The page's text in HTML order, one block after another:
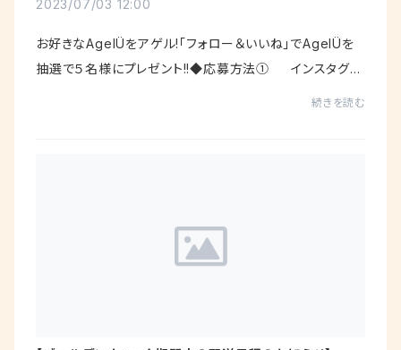
2023/07/03 12:00
お好きなAgelÜをアゲル!「フォロー＆いいね」でAgelÜを
抽選で５名様にプレゼント!!◆応募方法① インスタグラ
続きを読む